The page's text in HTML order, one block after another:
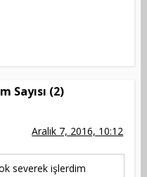
Sayısı (2)
Aralık 7, 2016, 10:12
severek işlerdim